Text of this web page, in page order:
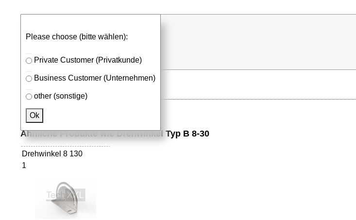
Please choose (bitte wählen):
Private Customer (Privatkunde)
Business Customer (Unternehmen)
other (sonstige)
Ok
⮮
Stk. in Anfrageliste
Ähnliche Produkte wie Drehwinkel Typ B 8-30
Drehwinkel 8 130
1